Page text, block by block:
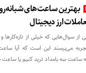
بهترین ساعت‌های
ارز دیجیتال
از سوال‌هایی که خیلی از تازه‌کارها
می‌پرسند این است که آیا
ساعت سه بامداد ترید کنیم یا ساعت